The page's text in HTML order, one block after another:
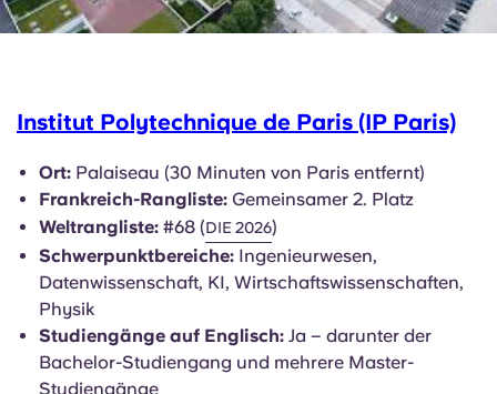
Institut Polytechnique de Paris (IP Paris)
Ort:
Palaiseau (30 Minuten von Paris entfernt)
Frankreich-Rangliste:
Weltrangliste:
#68 ( DIE 2026)
Schwerpunktbereiche: Ingenieurwesen,
Datenwissenschaft, KI, Wirtschaftswissenschaften,